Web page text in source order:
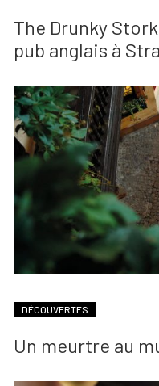
The Drunky
pub anglais à
DÉCOUVERTES
Un meurtre au